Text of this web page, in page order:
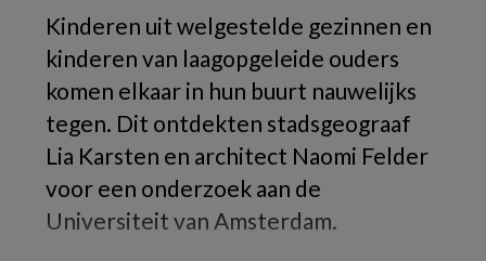
Kinderen uit welgestelde gezinnen en
kinderen van laagopgeleide ouders
komen elkaar in hun buurt nauwelijks
tegen. Dit ontdekten stadsgeograaf
Lia Karsten en architect Naomi Felder
voor een onderzoek aan de
Universiteit van Amsterdam.